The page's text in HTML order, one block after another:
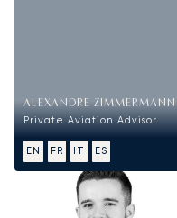
ALEXANDRE ZIMMERMANN
Private Aviation Advisor
EN FR IT ES